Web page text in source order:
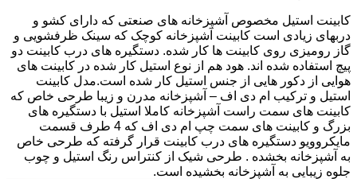
کابینت استیل مخصوص آشپزخانه های صنعتی که دارای کشو و
دربهای زیادی است کابینت آشپزخانه کوچک که سینک ظرفشویی و
گاز رومیزی روی کابینت ها کار شده. دستگیره های درب کابینت دو
پیچ استفاده شده اند. هود هم از نوع استیل کار شده در کابینت های
هوایی از دکور هایی از جنس استیل کار شده است.مدل کابینت
استیل و ترکیب ام دی اف – آشپزخانه مدرن و زیبا طرحی خاص که
کابینت های سمت راست آشپزخانه کاملا استیل با دستگیره های
بزرگ و کابینت های سمت چپ ام دی اف که 4 طرف قسمت
مایکروویو دستگیره های درب کابینت قرار گرفته که طرحی خاص
به آشپزخانه بخشده . طرحی شیک از کنتراس رنگ استیل و چوب
جلوه زیبایی به آشپزخانه بخشیده است.